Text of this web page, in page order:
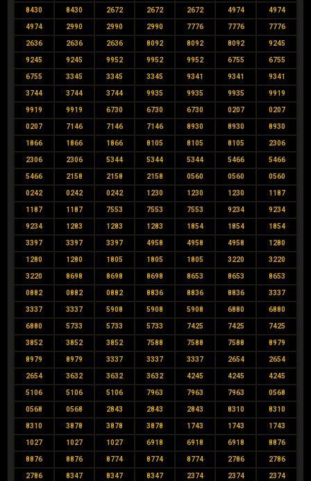
8430 8430 2672 2672 2672 4974 4974
4974 2990 2990 2990 7776 7776 7776
2636 2636 2636 8092 8092 8092 9245
9245 9245 9952 9952 9952 6755 6755
6755 3345 3345 3345 9341 9341 9341
3744 3744 3744 9935 9935 9935 9919
9919 9919 6730 6730 6730 0207 0207
0207 7146 7146 7146 8930 8930 8930
1866 1866 1866 8105 8105 8105 2306
2306 2306 5344 5344 5344 5466 5466
5466 2158 2158 2158 0560 0560 0560
0242 0242 0242 1230 1230 1230 1187
1187 1187 7553 7553 7553 9234 9234
9234 1283 1283 1283 1854 1854 1854
3397 3397 3397 4958 4958 4958 1280
1280 1280 1805 1805 1805 3220 3220
3220 8698 8698 8698 8653 8653 8653
0882 0882 0882 8836 8836 8836 3337
3337 3337 5908 5908 5908 6880 6880
6880 5733 5733 5733 7425 7425 7425
3852 3852 3852 7588 7588 7588 8979
8979 8979 3337 3337 3337 2654 2654
2654 3632 3632 3632 4245 4245 4245
5106 5106 5106 7963 7963 7963 0568
0568 0568 2843 2843 2843 8310 8310
8310 3878 3878 3878 1743 1743 1743
1027 1027 1027 6918 6918 6918 8876
8876 8876 8774 8774 8774 2786 2786
2786 8347 8347 8347 2374 2374 2374